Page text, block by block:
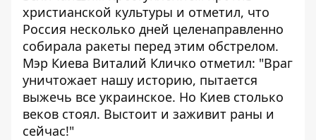
христианской культуры и отметил, что
Россия несколько дней целенаправленно
собирала ракеты перед этим обстрелом.
Мэр Киева Виталий Кличко отметил: "Враг
уничтожает нашу историю, пытается
выжечь все украинское. Но Киев столько
веков стоял. Выстоит и заживит раны и
сейчас!"